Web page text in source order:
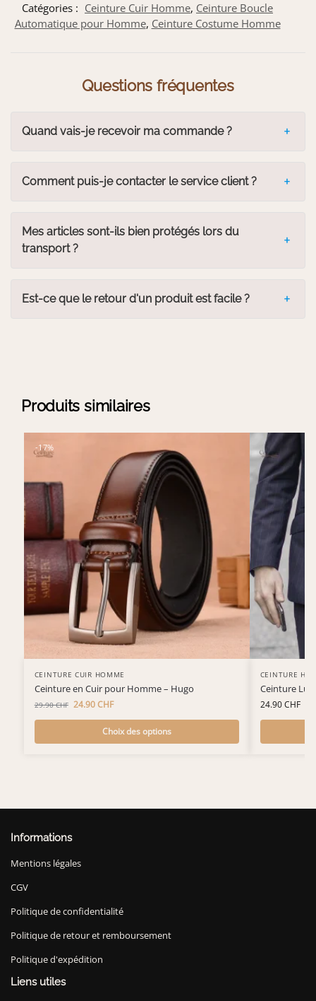
Catégories : Ceinture Cuir Homme, Ceinture Boucle
Automatique pour Homme, Ceinture Costume Homme
Questions fréquentes
Quand vais-je recevoir ma commande ?
Comment puis-je contacter le service client ?
Mes articles sont-ils bien protégés lors du
transport ?
Est-ce que le retour d'un produit est facile ?
Produits similaires
-17%
CEINTURE CUIR HOMME
Ceinture en Cuir pour Homme – Hugo
29.90CHF 24.90CHF
Choix des options
CEINTURE
Ceinture
24.90CHF
Informations
Mentions légales
CGV
Politique de confidentialité
Politique de retour et remboursement
Politique d'expédition
Liens utiles